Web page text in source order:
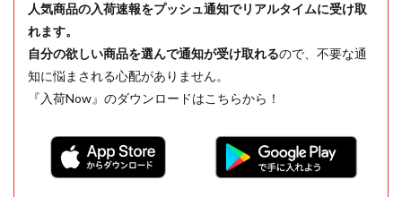
人気商品の入荷速報をプッシュ通知でリアルタイムに受け取
れます。
自分の欲しい商品を選んで通知が受け取れるので、不要な通
知に悩まされる心配がありません。
『入荷Now』のダウンロードはこちらから！